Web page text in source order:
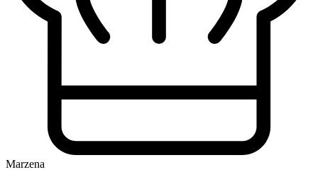
Marzena